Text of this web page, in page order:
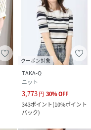
クーポン対象
TAKA-Q
ニット
3,773円 30%OFF
343ポイント(10%ポイント
バック)